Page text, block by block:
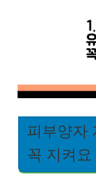
피부양자
꼭 지켜요